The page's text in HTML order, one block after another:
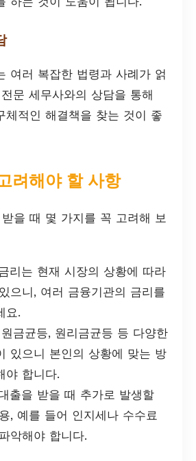
여러 복잡한 법령과 사례가 얽
문 세무사와의 상담을 통해
체적인 해결책을 찾는 것이 좋
려해야 할 사항
을 때 몇 가지를 꼭 고려해 보
리는 현재 시장의 상황에 따라
으니, 여러 금융기관의 금리를
요.
원금균등, 원리금균등 등 다양한
있으니 본인의 상황에 맞는 방
야 합니다.
출을 받을 때 추가로 발생할
, 예를 들어 인지세나 수수료
악해야 합니다.